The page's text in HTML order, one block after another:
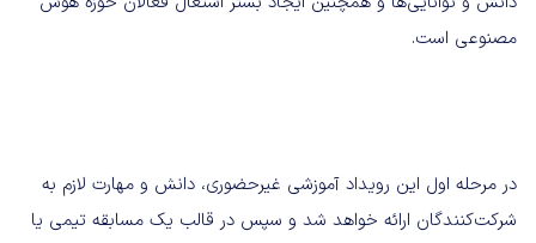
مصنوعی است.
در مرحله اول این رویداد آموزشی غیرحضوری، دانش و مهارت لازم به
شرکت‌کنندگان ارائه خواهد شد و سپس در قالب یک مسابقه تیمی یا